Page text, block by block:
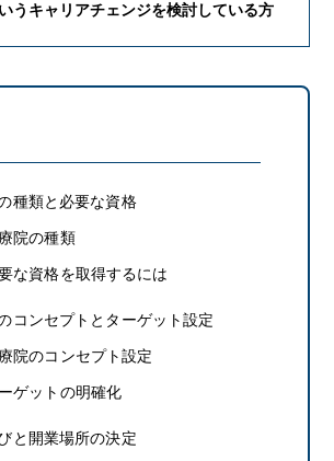
うキャリアチェンジを検討している方
種類と必要な資格
院の種類
な資格を取得するには
コンセプトとターゲット設定
院のコンセプト設定
ゲットの明確化
と開業場所の決定